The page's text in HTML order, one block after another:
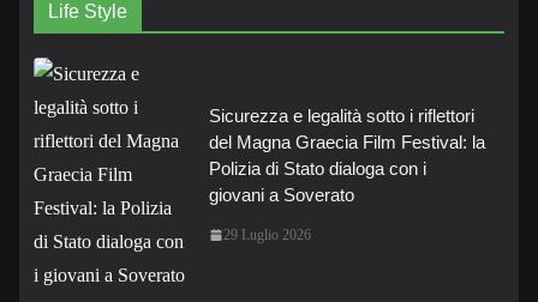
Life Style
Sicurezza e legalità sotto i riflettori
del Magna Graecia Film Festival: la
Polizia di Stato dialoga con i
giovani a Soverato
29 Luglio 2026